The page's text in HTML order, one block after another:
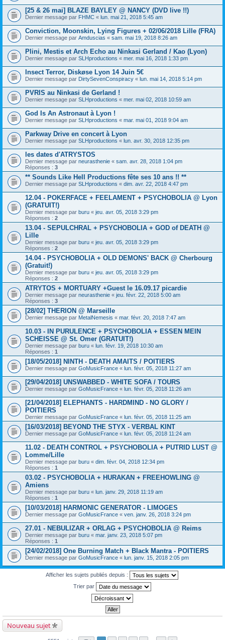
[25 & 26 mai] BLAZE BAYLEY @ NANCY (DVD live !!)
Dernier message par FHMC « lun. mai 21, 2018 5:45 am
Conviction, Moonskin, Lying Figures + 02/06/2018 Lille (FRA)
Dernier message par Amduscias « sam. mai 19, 2018 8:26 am
Plini, Mestis et Arch Echo au Ninkasi Gerland / Kao (Lyon)
Dernier message par SLHproductions « mer. mai 16, 2018 1:33 pm
Insect Terror, Diskøse Lyon 14 Juin 5€
Dernier message par DirtySevenConspiracy « lun. mai 14, 2018 5:14 pm
PVRIS au Ninkasi de Gerland !
Dernier message par SLHproductions « mer. mai 02, 2018 10:59 am
God Is An Astronaut à Lyon !
Dernier message par SLHproductions « mar. mai 01, 2018 9:04 am
Parkway Drive en concert à Lyon
Dernier message par SLHproductions « lun. avr. 30, 2018 12:35 pm
les dates d'ATRYSTOS
Dernier message par neurasthenie « sam. avr. 28, 2018 1:04 pm
Réponses : 3
** Sounds Like Hell Productions fête ses 10 ans !! **
Dernier message par SLHproductions « dim. avr. 22, 2018 4:47 pm
12.04 - POKERFACE + FEELAMENT + PSYCHOBOLIA @ Lyon
(GRATUIT!)
Dernier message par buru « jeu. avr. 05, 2018 3:29 pm
Réponses : 2
13.04 - SEPULCHRAL + PSYCHOBOLIA + GOD of DEATH @
Lille
Dernier message par buru « jeu. avr. 05, 2018 3:29 pm
Réponses : 2
14.04 - PSYCHOBOLIA + OLD DEMONS' BACK @ Cherbourg
(Gratuit!)
Dernier message par buru « jeu. avr. 05, 2018 3:29 pm
Réponses : 2
ATRYTOS + MORTUARY +Guest le 16.09.17 picardie
Dernier message par neurasthenie « jeu. févr. 22, 2018 5:00 am
Réponses : 3
[28/02] THERION @ Marseille
Dernier message par MetalNemesis « mar. févr. 20, 2018 7:47 am
10.03 - IN PURULENCE + PSYCHOBOLIA + ESSEN MEIN
SCHEISSE @ St. Omer (GRATUIT!)
Dernier message par buru « lun. févr. 19, 2018 10:30 am
Réponses : 1
[18/05/2018] NINTH - DEATH AMAITS / POITIERS
Dernier message par GoMusicFrance « lun. févr. 05, 2018 11:27 am
[29/04/2018] UNSWABBED - WHITE SOFA / TOURS
Dernier message par GoMusicFrance « lun. févr. 05, 2018 11:26 am
[21/04/2018] ELEPHANTS - HARDMIND - NO GLORY /
POITIERS
Dernier message par GoMusicFrance « lun. févr. 05, 2018 11:25 am
[16/03/2018] BEYOND THE STYX - VERBAL KINT
Dernier message par GoMusicFrance « lun. févr. 05, 2018 11:24 am
11.02 - DEATH CONTROL + PSYCHOBOLIA + PUTRID LUST @
Lomme/Lille
Dernier message par buru « dim. févr. 04, 2018 12:34 pm
Réponses : 1
03.02 - PSYCHOBOLIA + HURAKAN + FREEHOWLING @
Amiens
Dernier message par buru « lun. janv. 29, 2018 11:19 am
Réponses : 1
[10/03/2018] HARMONIC GENERATOR - LIMOGES
Dernier message par GoMusicFrance « ven. janv. 26, 2018 3:24 pm
27.01 - NEBULIZAR + ORLAG + PSYCHOBOLIA @ Reims
Dernier message par buru « mar. janv. 23, 2018 5:07 pm
Réponses : 1
[24/02/2018] One Burning Match + Black Mantra - POITIERS
Dernier message par GoMusicFrance « lun. janv. 15, 2018 2:05 pm
Afficher les sujets publiés depuis :
Trier par
Nouveau sujet